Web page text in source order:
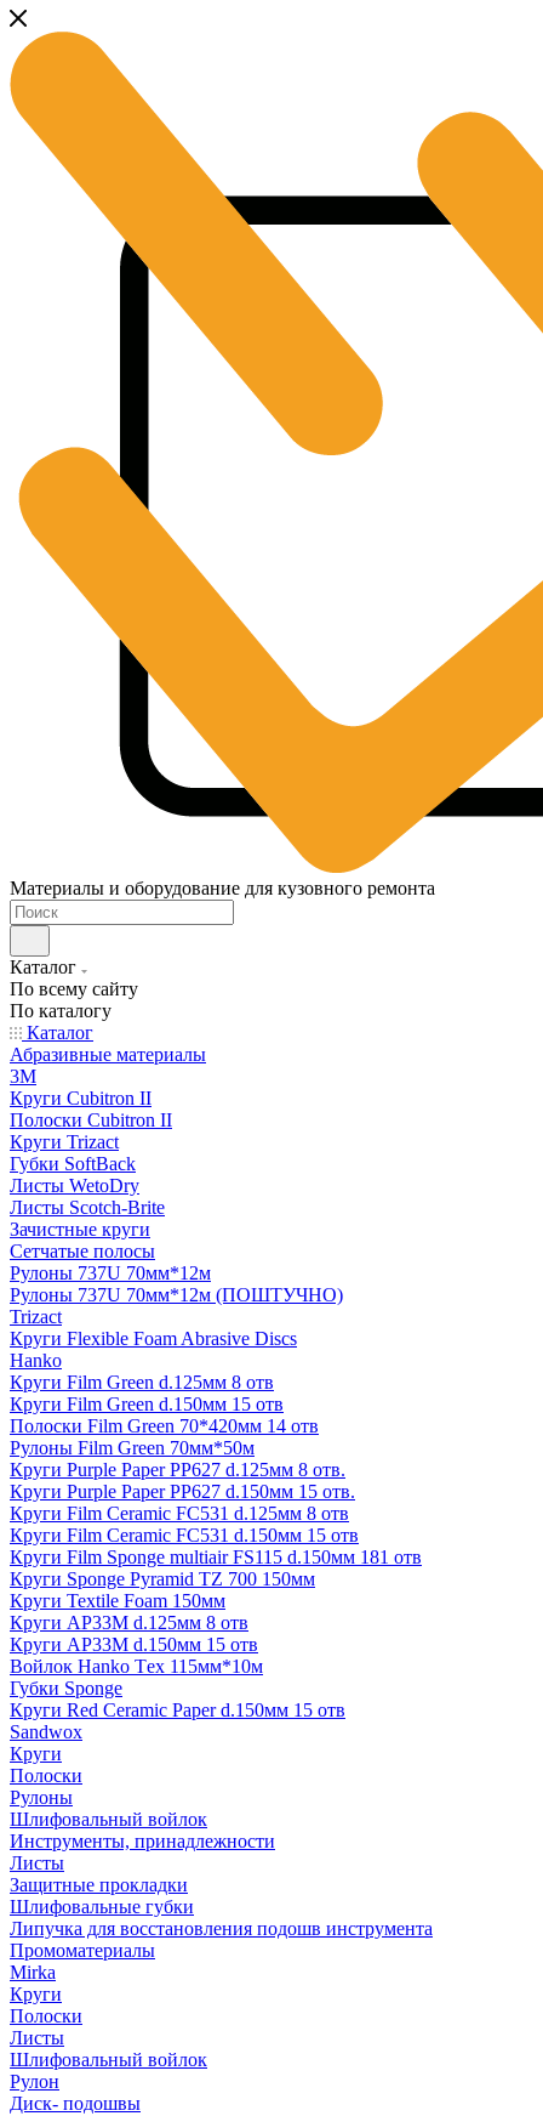
Материалы и оборудование для кузовного ремонта
Каталог
По всему сайту
По каталогу
Каталог
Абразивные материалы
3M
Круги Cubitron II
Полоски Cubitron II
Круги Trizact
Губки SoftBack
Листы WetoDry
Листы Scotch-Brite
Зачистные круги
Сетчатые полосы
Рулоны 737U 70мм*12м
Рулоны 737U 70мм*12м (ПОШТУЧНО)
Trizact
Круги Flexible Foam Abrasive Discs
Hanko
Круги Film Green d.125мм 8 отв
Круги Film Green d.150мм 15 отв
Полоски Film Green 70*420мм 14 отв
Рулоны Film Green 70мм*50м
Круги Purple Paper PP627 d.125мм 8 отв.
Круги Purple Paper PP627 d.150мм 15 отв.
Круги Film Ceramic FC531 d.125мм 8 отв
Круги Film Ceramic FC531 d.150мм 15 отв
Круги Film Sponge multiair FS115 d.150мм 181 отв
Круги Sponge Pyramid TZ 700 150мм
Круги Textile Foam 150мм
Круги AP33M d.125мм 8 отв
Круги AP33M d.150мм 15 отв
Войлок Hanko Tех 115мм*10м
Губки Sponge
Круги Red Ceramic Paper d.150мм 15 отв
Sandwox
Круги
Полоски
Рулоны
Шлифовальный войлок
Инструменты, принадлежности
Листы
Защитные прокладки
Шлифовальные губки
Липучка для восстановления подошв инструмента
Промоматериалы
Mirka
Круги
Полоски
Листы
Шлифовальный войлок
Рулон
Диск- подошвы